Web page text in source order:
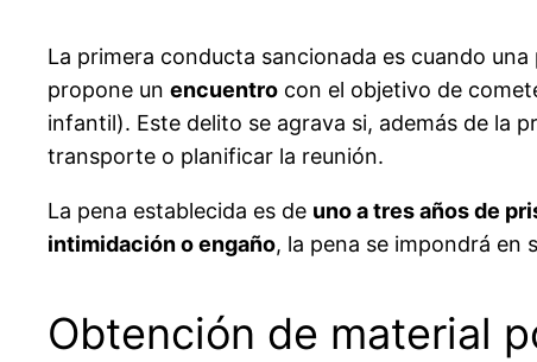
La primera conducta sancionada es cuando
propone un encuentro con el objetivo de
infantil). Este delito se agrava si, además de la
transporte o planificar la reunión.
La pena establecida es de uno a tres años de
intimidación o engaño, la pena se impondrá en
Obtención de material